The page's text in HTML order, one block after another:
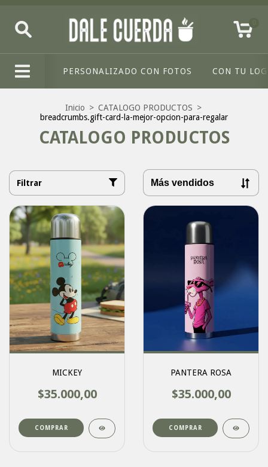
PERSONALIZADO CON FOTOS CON TU
Inicio > CATALOGO PRODUCTOS >
breadcrumbs.gift-card-la-mejor-opcion-para-regalar
CATALOGO PRODUCTOS
Filtrar
MICKEY
$35.000,00
COMPRAR
PANTERA ROSA
$35.000,00
COMPRAR